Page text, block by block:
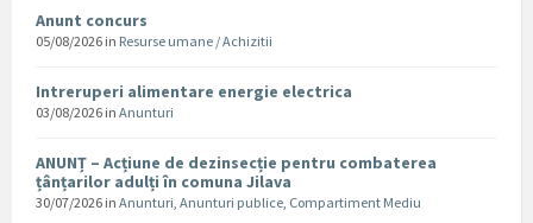
Anunt concurs
05/08/2026 in Resurse umane / Achizitii
Intreruperi alimentare energie electrica
03/08/2026 in Anunturi
ANUNȚ – Acțiune de dezinsecție pentru combaterea
țânțarilor adulți în comuna Jilava
30/07/2026 in Anunturi, Anunturi publice, Compartiment Mediu